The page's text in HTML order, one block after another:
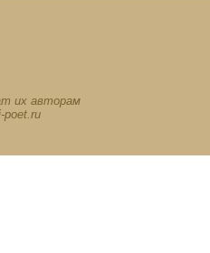
их авторам
poet.ru